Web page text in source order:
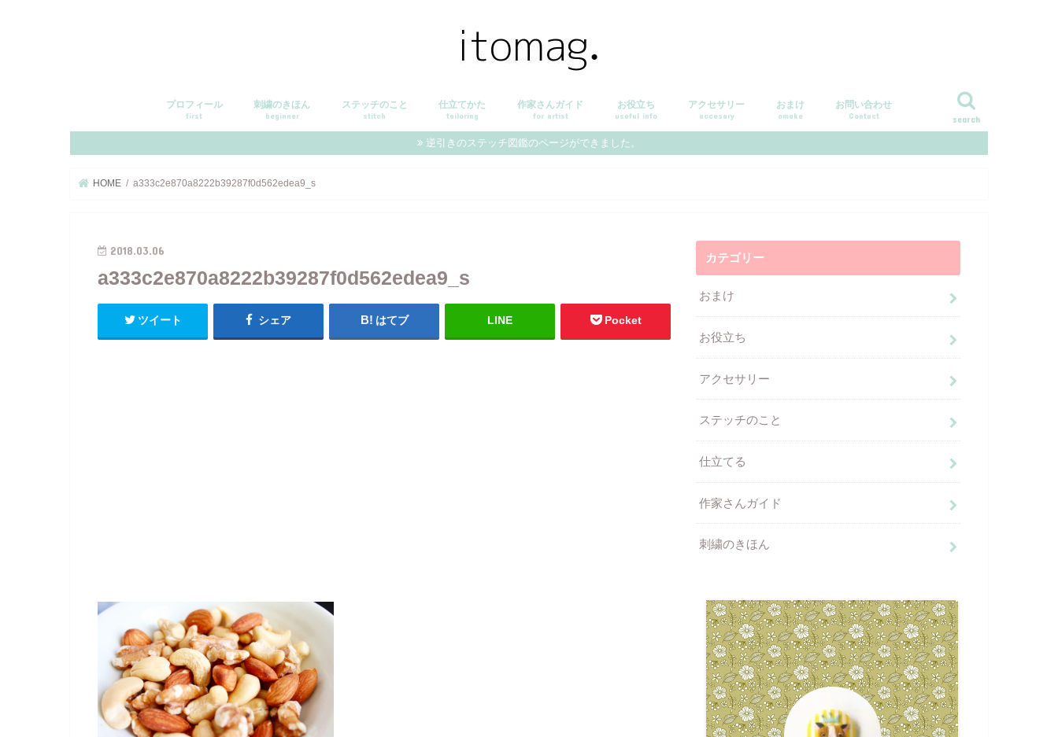
search
プロフィール
first
刺繍のきほん
beginner
ステッチのこと
stitch
仕立てかた
tailoring
作家さんガイド
for artist
お役立ち
useful info
アクセサリー
accesary
おまけ
omake
お問い合わせ
Contact
逆引きのステッチ図鑑のページができました。
HOME a333c2e870a8222b39287f0d562edea9_s
2018.03.06
a333c2e870a8222b39287f0d562edea9_s
ツイート シェア はてブ LINE Pocket
カテゴリー
おまけ
お役立ち
アクセサリー
ステッチのこと
仕立てる
作家さんガイド
刺繍のきほん